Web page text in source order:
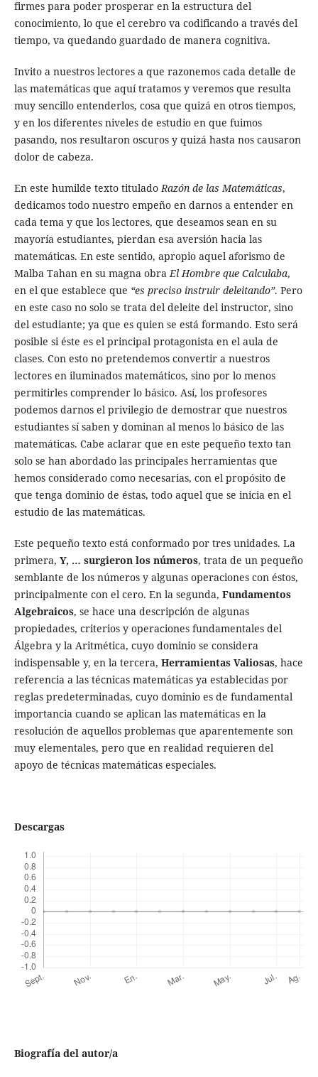
firmes para poder prosperar en la estructura del
conocimiento, lo que el cerebro va codificando a través del
tiempo, va quedando guardado de manera cognitiva.
Invito a nuestros lectores a que razonemos cada detalle de
las matemáticas que aquí tratamos y veremos que resulta
muy sencillo entenderlos, cosa que quizá en otros tiempos,
y en los diferentes niveles de estudio en que fuimos
pasando, nos resultaron oscuros y quizá hasta nos causaron
dolor de cabeza.
En este humilde texto titulado Razón de las Matemáticas,
dedicamos todo nuestro empeño en darnos a entender en
cada tema y que los lectores, que deseamos sean en su
mayoría estudiantes, pierdan esa aversión hacia las
matemáticas. En este sentido, apropio aquel aforismo de
Malba Tahan en su magna obra El Hombre que Calculaba,
en el que establece que “es preciso instruir deleitando”. Pero
en este caso no solo se trata del deleite del instructor, sino
del estudiante; ya que es quien se está formando. Esto será
posible si éste es el principal protagonista en el aula de
clases. Con esto no pretendemos convertir a nuestros
lectores en iluminados matemáticos, sino por lo menos
permitirles comprender lo básico. Así, los profesores
podemos darnos el privilegio de demostrar que nuestros
estudiantes sí saben y dominan al menos lo básico de las
matemáticas. Cabe aclarar que en este pequeño texto tan
solo se han abordado las principales herramientas que
hemos considerado como necesarias, con el propósito de
que tenga dominio de éstas, todo aquel que se inicia en el
estudio de las matemáticas.
Este pequeño texto está conformado por tres unidades. La
primera, Y, … surgieron los números, trata de un pequeño
semblante de los números y algunas operaciones con éstos,
principalmente con el cero. En la segunda, Fundamentos
Algebraicos, se hace una descripción de algunas
propiedades, criterios y operaciones fundamentales del
Álgebra y la Aritmética, cuyo dominio se considera
indispensable y, en la tercera, Herramientas Valiosas, hace
referencia a las técnicas matemáticas ya establecidas por
reglas predeterminadas, cuyo dominio es de fundamental
importancia cuando se aplican las matemáticas en la
resolución de aquellos problemas que aparentemente son
muy elementales, pero que en realidad requieren del
apoyo de técnicas matemáticas especiales.
Descargas
Biografía del autor/a